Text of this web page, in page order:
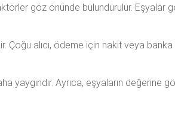
göz önünde bulundurulur. Eşyalar
Çoğu alıcı, ödeme için nakit veya
yaygındır. Ayrıca, eşyaların değerine